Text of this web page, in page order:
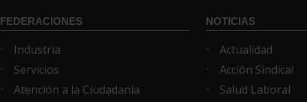
FEDERACIONES
Industria
Servicios
Atención a la Ciudadanía
NOTICIAS
Actualidad
Acción Sindical
Salud Laboral